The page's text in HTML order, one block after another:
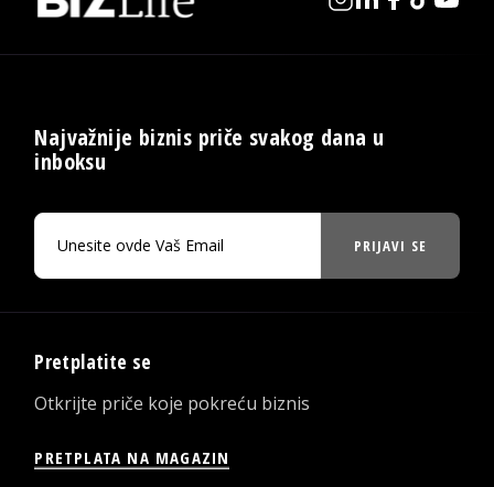
Najvažnije biznis priče svakog dana u
inboksu
PRIJAVI SE
Pretplatite se
Otkrijte priče koje pokreću biznis
PRETPLATA NA MAGAZIN